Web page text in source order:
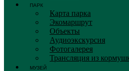
ПАРК
Карта парка
Экомаршрут
Объекты
Аудиоэкскурсия
Фотогалерея
Трансляция из
МУЗЕЙ